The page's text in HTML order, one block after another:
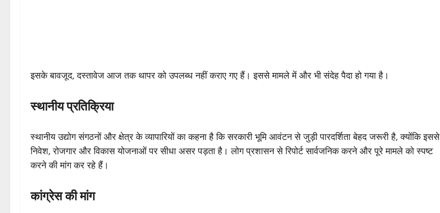
इसके बावजूद, दस्तावेज आज तक थापर को उपलब्ध नहीं कराए गए हैं। इससे मामले में और भी संदेह पैदा हो गया है।
स्थानीय प्रतिक्रिया
स्थानीय उद्योग संगठनों और क्षेत्र के व्यापारियों का कहना है कि सरकारी भूमि आवंटन से जुड़ी पारदर्शिता बेहद जरूरी है, क्योंकि इससे
निवेश, रोजगार और विकास योजनाओं पर सीधा असर पड़ता है। लोग प्रशासन से रिपोर्ट सार्वजनिक करने और पूरे मामले को स्पष्ट
करने की मांग कर रहे हैं।
कांग्रेस की मांग